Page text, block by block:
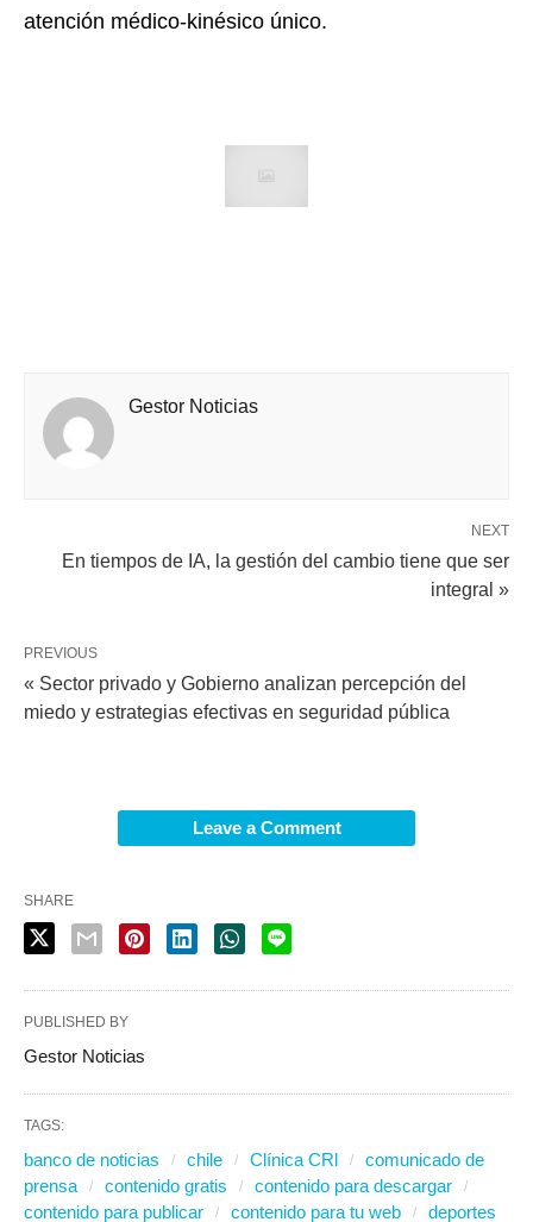
atención médico-kinésico único.
Gestor Noticias
NEXT
En tiempos de IA, la gestión del cambio tiene que ser
integral »
PREVIOUS
« Sector privado y Gobierno analizan percepción del
miedo y estrategias efectivas en seguridad pública
Leave a Comment
SHARE
PUBLISHED BY
Gestor Noticias
TAGS:
banco de noticias chile Clínica CRl
comunicado de
prensa
contenido gratis
contenido para descargar
contenido para publicar
contenido para tu web deportes